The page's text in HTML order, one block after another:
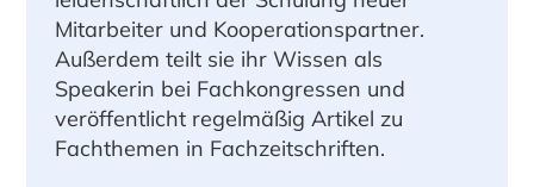
Mitarbeiter und Kooperationspartner.
Außerdem teilt sie ihr Wissen als
Speakerin bei Fachkongressen und
veröffentlicht regelmäßig Artikel zu
Fachthemen in Fachzeitschriften.